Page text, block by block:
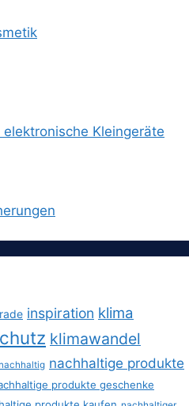
Kleingeräte
inspiration klima
klimawandel
nachhaltige produkte
produkte geschenke